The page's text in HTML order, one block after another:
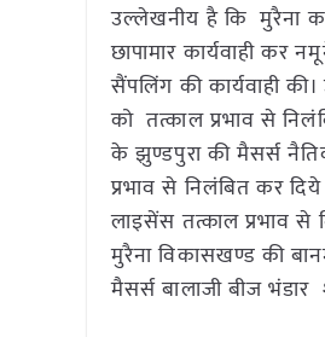
उल्लेखनीय है कि मुरैना
छापामार कार्यवाही
सैंपलिंग की कार्यवाही
को तत्काल प्रभाव से
के झुण्डपुरा की मैसर्स
प्रभाव से निलंबित कर
लाइसेंस तत्काल प्रभाव से
मुरैना विकासखण्ड की
मैसर्स बालाजी बीज भंडार